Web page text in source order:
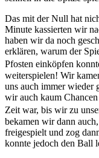
Das mit der Null hat
Minute kassierten wir
haben wir da noch
erklären, warum der
Pfosten einköpfen
weiterspielen! Wir
uns auch immer wieder
wir auch kaum
Zeit war, bis wir zu
bekamen wir dann
freigespielt und zog
konnte jedoch den Ball